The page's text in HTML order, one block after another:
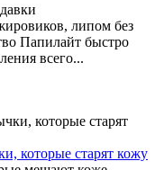
липом без
Папилайт быстро
всего...
которые старят кожу